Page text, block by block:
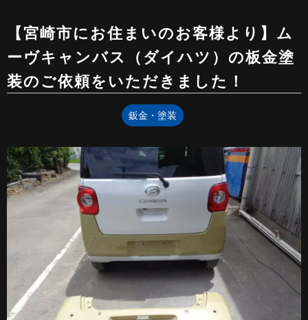
【宮崎市にお住まいのお客様より】ム
ーヴキャンバス（ダイハツ）の板金塗
装のご依頼をいただきました！
鈑金・塗装